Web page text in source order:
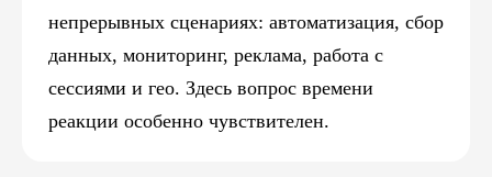
непрерывных сценариях: автоматизация, сбор
данных, мониторинг, реклама, работа с
сессиями и гео. Здесь вопрос времени
реакции особенно чувствителен.